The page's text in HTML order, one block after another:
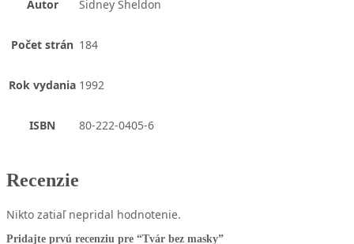
Autor Sidney Sheldon
Počet strán 184
Rok vydania 1992
ISBN 80-222-0405-6
Recenzie
Nikto zatiaľ nepridal hodnotenie.
Pridajte prvú recenziu pre “Tvár bez masky”